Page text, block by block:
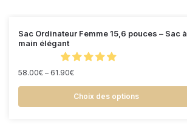
Sac Ordinateur Femme 15,6 pouces – Sac à
main élégant
58.00€ – 61.90€
Choix des options